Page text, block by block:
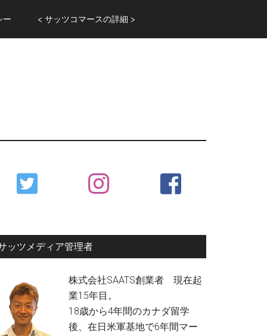
ー < サッツコマースの詳細 >
ッツメディア管理者
株式会社SAATS創業者 現在起
業15年目。
18歳から4年間のカナダ留学
後、在日米軍基地で6年間マー